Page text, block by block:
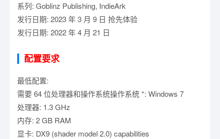
系列: Goblinz Publishing, IndieArk
发行日期: 2023 年 3 月 9 日 抢先体验
发行日期: 2022 年 4 月 21 日
配置要求
最低配置:
需要 64 位处理器和操作系统操作系统 *: Windows 7
处理器: 1.3 GHz
内存: 2 GB RAM
显卡: DX9 (shader model 2.0) capabilities